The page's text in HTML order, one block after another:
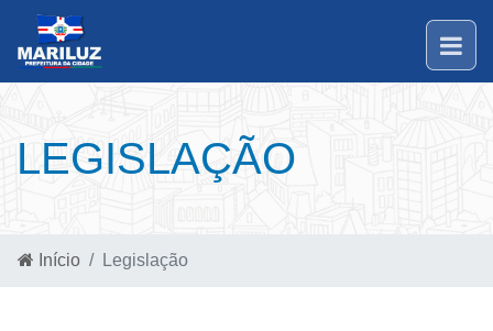
LEGISLAÇÃO
Início Legislação